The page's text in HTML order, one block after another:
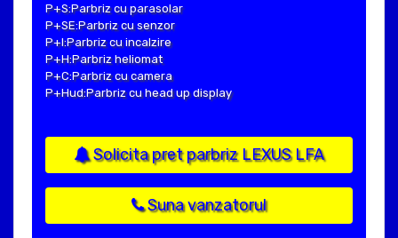
P+S:Parbriz cu parasolar
P+SE:Parbriz cu senzor
P+I:Parbriz cu incalzire
P+H:Parbriz heliomat
P+C:Parbriz cu camera
P+Hud:Parbriz cu head up display
Solicita pret parbriz LEXUS LFA
Suna vanzatorul